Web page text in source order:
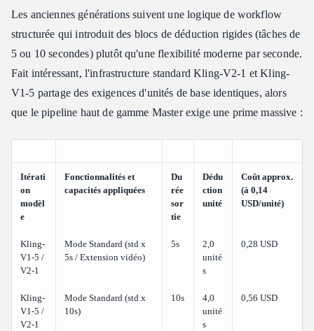
Les anciennes générations suivent une logique de workflow
structurée qui introduit des blocs de déduction rigides (tâches de
5 ou 10 secondes) plutôt qu'une flexibilité moderne par seconde.
Fait intéressant, l'infrastructure standard Kling-V2-1 et Kling-
V1-5 partage des exigences d'unités de base identiques, alors
que le pipeline haut de gamme Master exige une prime massive :
Itérati
on
modèl
e
Fonctionnalités et
capacités appliquées
Du
rée
sor
tie
Dédu
ction
unité
Coût approx.
(à 0,14
USD/unité)
Kling-
V1-5 /
V2-1
Mode Standard (std x
5s / Extension vidéo)
5s
2,0
unité
s
0,28 USD
Kling-
V1-5 /
V2-1
Mode Standard (std x
10s)
10s
4,0
unité
s
0,56 USD